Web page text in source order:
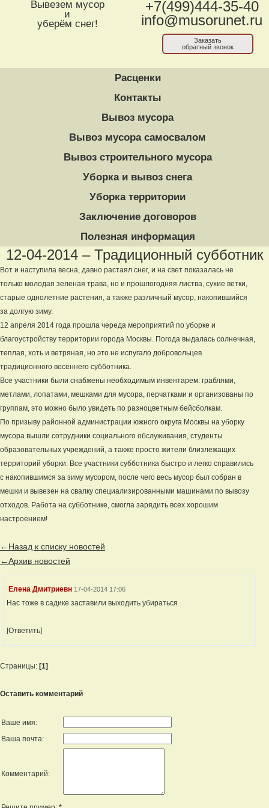
Вывезем мусор
и
уберём снег!
+7(499)444-35-40
info@musorunet.ru
Заказать
обратный звонок
Расценки
Контакты
Вывоз мусора
Вывоз мусора самосвалом
Вывоз строительного мусора
Уборка и вывоз снега
Уборка территории
Заключение договоров
Полезная информация
12-04-2014 – Традиционный субботник
Вот и наступила весна, давно растаял снег, и на свет показалась не
только молодая зеленая трава, но и прошлогодняя листва, сухие ветки,
старые однолетние растения, а также различный мусор, накопившийся
за долгую зиму.
12 апреля 2014 года прошла череда мероприятий по уборке и
благоустройству территории города Москвы. Погода выдалась солнечная,
теплая, хоть и ветряная, но это не испугало добровольцев
традиционного весеннего субботника.
Все участники были снабжены необходимым инвентарем: граблями,
метлами, лопатами, мешками для мусора, перчатками и организованы по
группам, это можно было увидеть по разноцветным бейсболкам.
По призыву районной администрации южного округа Москвы на уборку
мусора вышли сотрудники социального обслуживания, студенты
образовательных учреждений, а также просто жители близлежащих
территорий уборки. Все участники субботника быстро и легко справились
с накопившимся за зиму мусором, после чего весь мусор был собран в
мешки и вывезен на свалку специализированными машинами по вывозу
отходов. Работа на субботнике, смогла зарядить всех хорошим
настроением!
←Назад к списку новостей
←Архив новостей
Елена Дмитриевн 17-04-2014 17:06
Нас тоже в садике заставили выходить убираться
[Ответить]
Страницы: [1]
Оставить комментарий
Ваше имя:
Ваша почта:
Комментарий: